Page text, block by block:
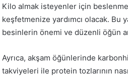
Kilo almak isteyenler için beslenme
keşfetmenize yardımcı olacak. Bu
besinlerin önemi ve düzenli öğün
Ayrıca, akşam öğünlerinde
takviyeleri ile protein tozlarının